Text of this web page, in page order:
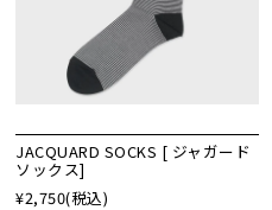
JACQUARD SOCKS [ ジャガード
ソックス]
¥2,750(税込)